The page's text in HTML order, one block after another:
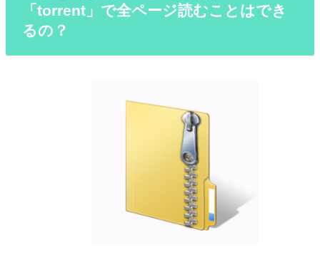
「torrent」で全ページ読むことはでき
るの？